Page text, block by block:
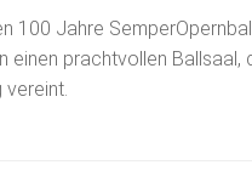
100 Jahre
einen prachtvollen Ballsaal,
vereint.